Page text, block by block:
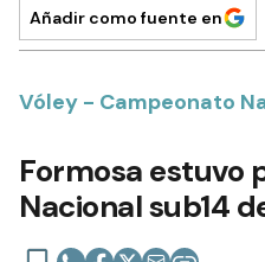
Añadir como fuente en
Vóley - Campeonato
Formosa estuvo
Nacional sub14